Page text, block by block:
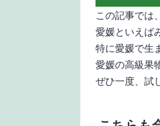
この記事では
愛媛といえば
特に愛媛で生
愛媛の高級果
ぜひ一度、試